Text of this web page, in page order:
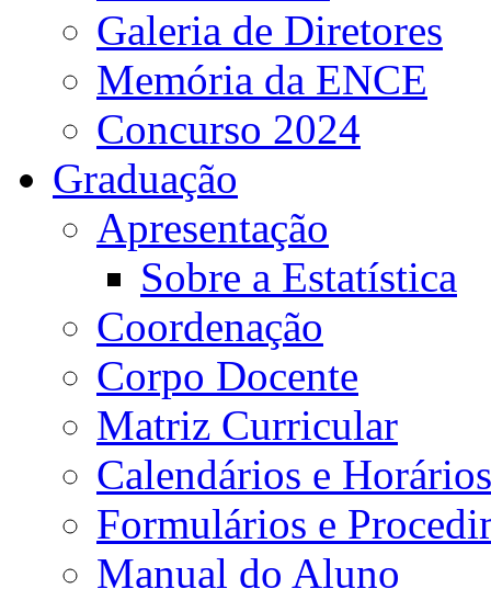
Galeria de Diretores
Memória da ENCE
Concurso 2024
Graduação
Apresentação
Sobre a Estatística
Coordenação
Corpo Docente
Matriz Curricular
Calendários e Horários
Formulários e
Manual do Aluno